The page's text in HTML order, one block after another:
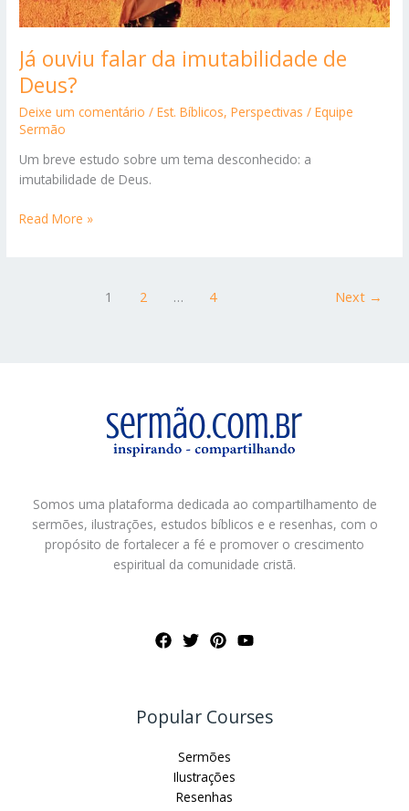
Já ouviu falar da imutabilidade de
Deus?
Deixe um comentário /Est. Bíblicos,Perspectivas /Equipe
Sermão
Um breve estudo sobre um tema desconhecido: a
imutabilidade de Deus.
Já
Read More »
1 2 … 4 Next →
Somos uma plataforma dedicada ao compartilhamento de
sermões, ilustrações, estudos bíblicos e e resenhas, com o
propósito de fortalecer a fé e promover o crescimento
espiritual da comunidade cristã.
Popular Courses
Sermões
Ilustrações
Resenhas